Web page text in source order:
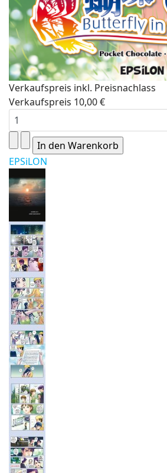
Verkaufspreis inkl. Preisnachlass
Verkaufspreis 10,00 €
EPSiLON